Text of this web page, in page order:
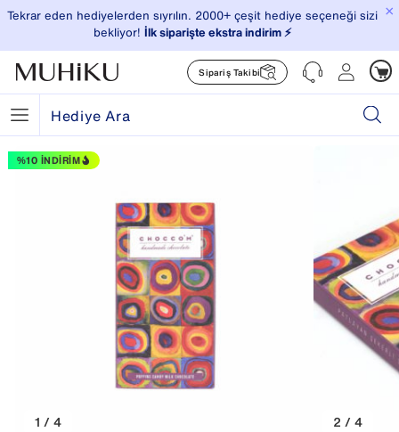
×
Tekrar eden hediyelerden sıyrılın. 2000+ çeşit hediye seçeneği sizi
bekliyor! İlk siparişte ekstra indirim ⚡️
Sipariş Takibi
%10 İNDIRIM
1 / 4 2 / 4